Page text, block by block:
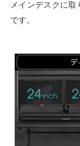
メインデスクに
です。